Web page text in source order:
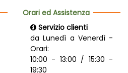
Orari ed Assistenza
Servizio clienti
da Lunedì a Venerdì -
Orari:
10:00 - 13:00 / 15:30 -
19:30